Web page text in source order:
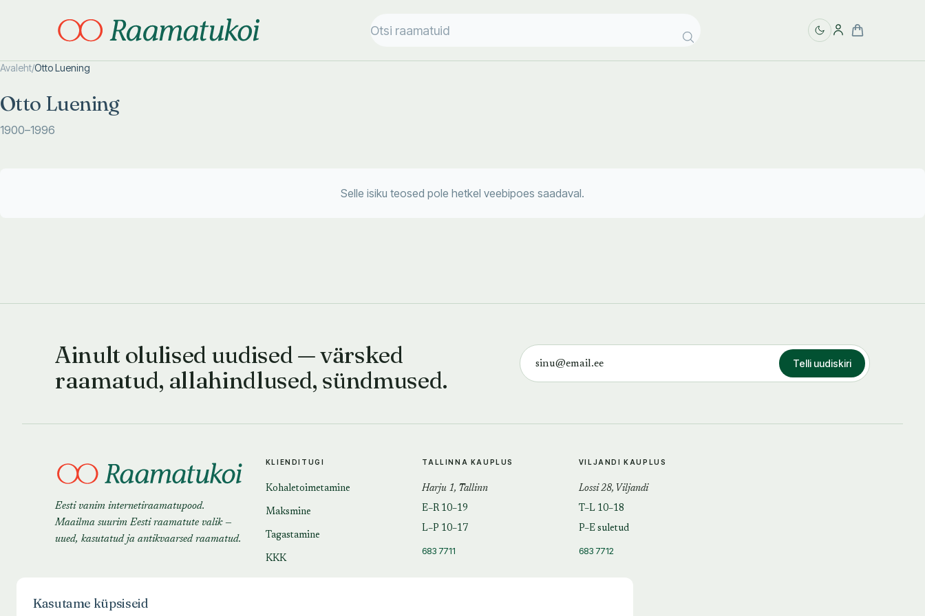
Avaleht/Otto Luening
Otto Luening
1900–1996
Selle isiku teosed pole hetkel veebipoes saadaval.
Ainult olulised uudised — värsked
raamatud, allahindlused, sündmused.
Telli uudiskiri
Eesti vanim internetiraamatupood.
Maailma suurim Eesti raamatute valik —
uued, kasutatud ja antikvaarsed raamatud.
KLIENDITUGI
Kohaletoimetamine
Maksmine
Tagastamine
KKK
TALLINNA KAUPLUS
Harju 1, Tallinn
E–R 10–19
L–P 10–17
683 7711
VILJANDI KAUPLUS
Lossi 28, Viljandi
T–L 10–18
P–E suletud
683 7712
Kasutame küpsiseid